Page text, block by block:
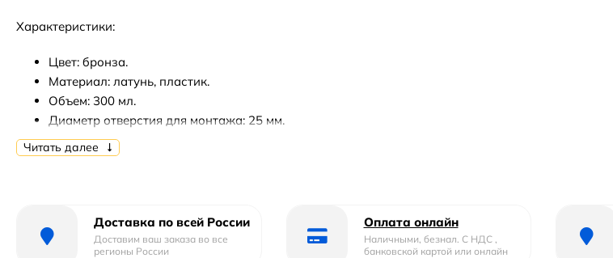
Характеристики:
Цвет: бронза.
Материал: латунь, пластик.
Объем: 300 мл.
Диаметр отверстия для монтажа: 25 мм.
Монтаж: встраиваемый.
Флакон.
Читать далее
Доставка по всей России
Доставим ваш заказа во все
регионы России
Оплата онлайн
Наличными, безнал. С НДС ,
банковской картой или онлайн